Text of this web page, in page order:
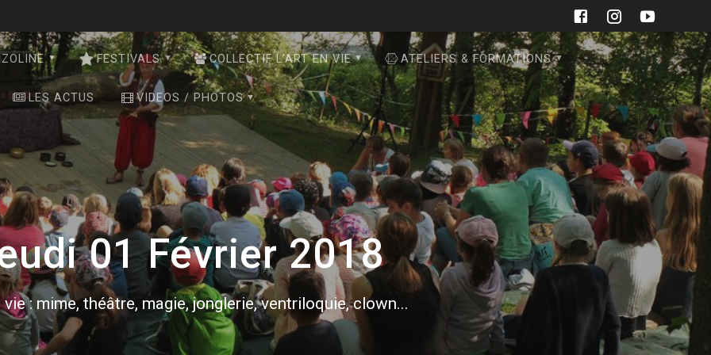
FESTIVALS COLLECTIF L’ART EN VIE ATELIERS & FORMATIONS
LES ACTUS VIDEOS / PHOTOS
01 Février 2018
: mime, théâtre, magie, jonglerie, ventriloquie, clown...